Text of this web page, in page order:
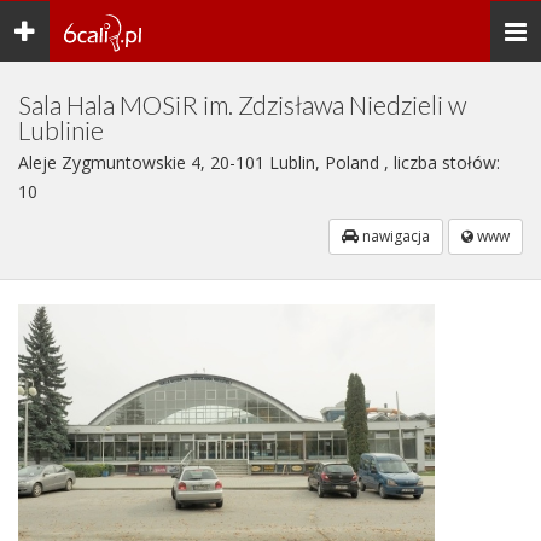
Toggle
navigation
Sala Hala MOSiR im. Zdzisława Niedzieli w
Lublinie
Aleje Zygmuntowskie 4, 20-101 Lublin, Poland , liczba stołów:
10
nawigacja www